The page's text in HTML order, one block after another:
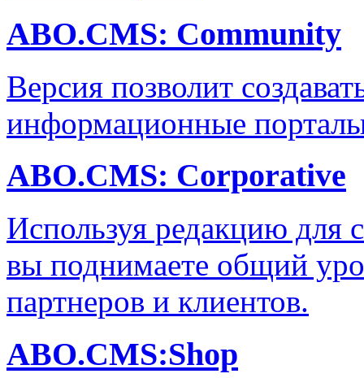
ABO.CMS: Community
Версия позволит
информационные
ABO.CMS: Corporative
Используя редакцию для
вы поднимаете общий
партнеров и клиентов.
ABO.CMS:Shop